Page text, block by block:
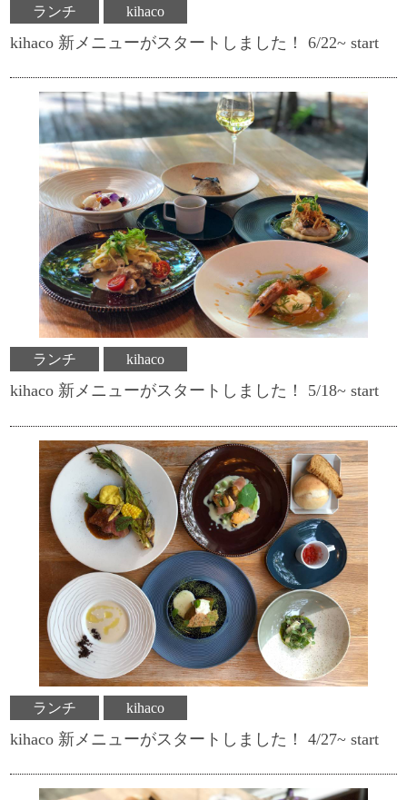
ランチ kihaco
kihaco 新メニューがスタートしました！ 6/22~ start
ランチ kihaco
kihaco 新メニューがスタートしました！ 5/18~ start
ランチ kihaco
kihaco 新メニューがスタートしました！ 4/27~ start